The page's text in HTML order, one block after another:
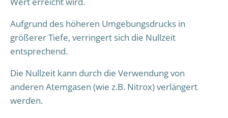
Aufgrund des höheren Umgebungsdrucks in
größerer Tiefe, verringert sich die Nullzeit
entsprechend.
Die Nullzeit kann durch die Verwendung von
anderen Atemgasen (wie z.B. Nitrox) verlängert
werden.